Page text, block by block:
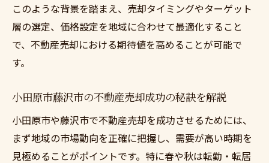
資産価値を見極める売却戦略が市場で有効な理
由
不動産売却で資産価値を見抜くための視点
資産価値を最大化する不動産売却の工夫
不動産売却時に重要な資産価値の評価方法
市場トレンドに合った不動産売却戦略の実
践
このような背景を踏まえ、売却タイミングやターゲット
層の選定、価格設定を地域に合わせて最適化すること
で、不動産売却における期待値を高めることが可能で
す。
小田原市藤沢市の不動産売却成功の秘訣を解説
小田原市や藤沢市で不動産売却を成功させるためには、
まず地域の市場動向を正確に把握し、需要が高い時期を
見極めることがポイントです。特に春や秋は転勤・転居